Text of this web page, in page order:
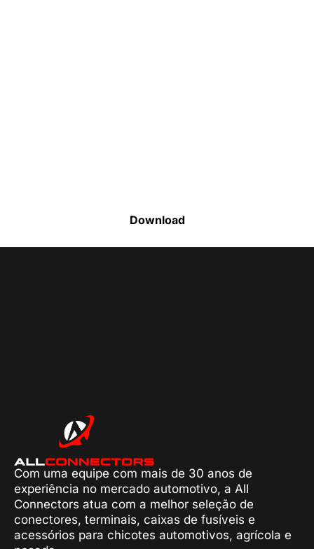
Download
Com uma equipe com mais de 30 anos de
experiência no mercado automotivo, a All
Connectors atua com a melhor seleção de
conectores, terminais, caixas de fusíveis e
acessórios para chicotes automotivos, agrícola e